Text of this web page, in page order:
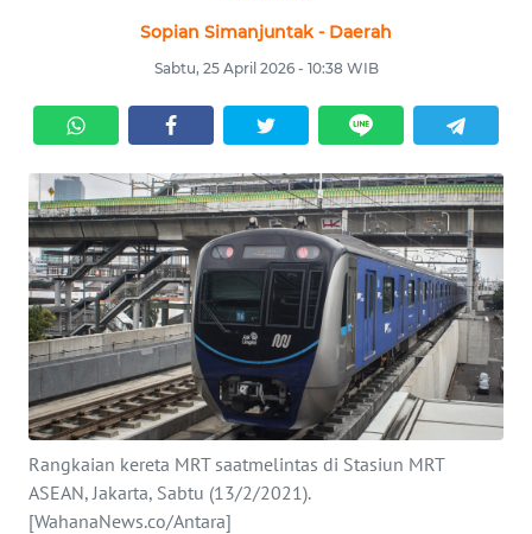
Sopian Simanjuntak - Daerah
Sabtu, 25 April 2026 - 10:38 WIB
Rangkaian kereta MRT saatmelintas di Stasiun MRT
ASEAN, Jakarta, Sabtu (13/2/2021).
[WahanaNews.co/Antara]
KRIMINAL
EKUIN
SAINS-TEKNO
KESEHATAN
INTERNASIONAL
SERBA-SERBI
PENDIDIKAN